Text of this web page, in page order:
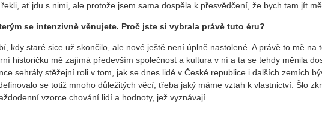
ať jdu s nimi, ale protože jsem sama dospěla k přesvědčení, že bych tam jít
se intenzivně věnujete. Proč jste si vybrala právě tuto éru?
kdy staré sice už skončilo, ale nové ještě není úplně nastolené. A právě to mě na
historičku mě zajímá především společnost a kultura v ní a ta se tehdy měnila
sehrály stěžejní roli v tom, jak se dnes lidé v České republice i dalších zemích
se totiž mnoho důležitých věcí, třeba jaký máme vztah k vlastnictví. Šlo
vzorce chování lidí a hodnoty, jež vyznávají.